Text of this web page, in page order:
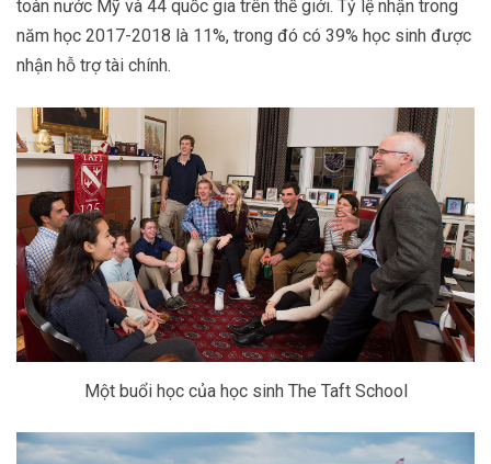
toàn nước Mỹ và 44 quốc gia trên thế giới. Tỷ lệ nhận trong
năm học 2017-2018 là 11%, trong đó có 39% học sinh được
nhận hỗ trợ tài chính.
Một buổi học của học sinh The Taft School